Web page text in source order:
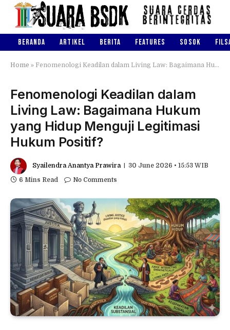
BERANDA ARTIKEL BERITA FEATURES SOSOK
Home » Fenomenologi Keadilan dalam Living Law: Bagaimana Hukum yang Hidup Menguji Legitimasi Hukum Positif?
Fenomenologi Keadilan dalam
Living Law: Bagaimana Hukum
yang Hidup Menguji Legitimasi
Hukum Positif?
Syailendra Anantya Prawira
30 June 2026 • 15:53 WIB
6 Mins Read
No Comments